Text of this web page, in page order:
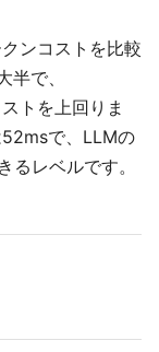
ンコストを比較
で、
トを上回りま
で、LLMの
レベルです。